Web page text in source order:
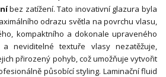
bez zatížení. Tato inovativní glazura byla
odrazu světla na povrchu vlasu,
kompaktního a dokonale upraveného
neviditelné textuře vlasy nezatěžuje,
přirozený pohyb, což umožňuje vytvořit
působící styling. Laminační fluid